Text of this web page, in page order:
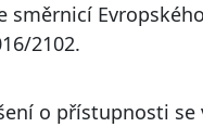
směrnicí
2102.
o přístupnosti se